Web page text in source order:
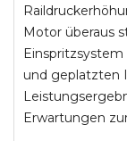
Motor überaus
und geplatzten
Erwartungen